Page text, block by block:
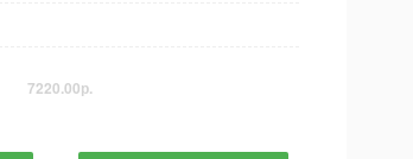
7220.00р.